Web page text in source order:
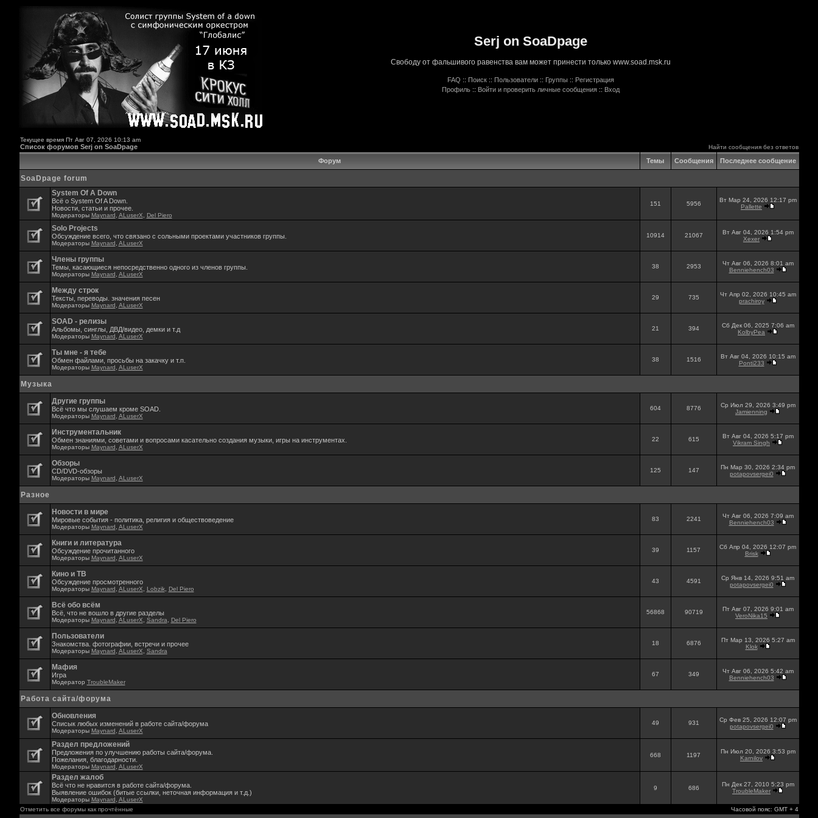
Serj on SoaDpage
Свободу от фальшивого равенства вам может принести только www.soad.msk.ru
FAQ :: Поиск :: Пользователи :: Группы :: Регистрация
Профиль :: Войти и проверить личные сообщения :: Вход
Текущее время Пт Авг 07, 2026 10:13 am
Список форумов Serj on SoaDpage Найти сообщения без ответов
Форум Темы Сообщения Последнее сообщение
SoaDpage forum
System Of A Down
Всё о System Of A Down.
Новости, статьи и прочее.
Модераторы Maynard ALuserX Del Piero
151 5956
Вт Мар 24, 2026 12:17 pm
Pallette
Solo Projects
Обсуждение всего, что связано с сольными проектами участников группы.
Модераторы Maynard ALuserX
10914 21067
Вт Авг 04, 2026 1:54 pm
Xexer
Члены группы
Темы, касающиеся непосредственно одного из членов группы.
Модераторы Maynard ALuserX
38 2953
Чт Авг 06, 2026 8:01 am
Benniehench03
Между строк
Тексты, переводы. значения песен
Модераторы Maynard ALuserX
29 735
Чт Апр 02, 2026 10:45 am
prachiroy
SOAD - релизы
Альбомы, синглы, ДВД/видео, демки и т.д
Модераторы Maynard ALuserX
21 394
Сб Дек 06, 2025 7:06 am
KolbyPea
Ты мне - я тебе
Обмен файлами, просьбы на закачку и т.п.
Модераторы Maynard ALuserX
38 1516
Вт Авг 04, 2026 10:15 am
Ponti233
Музыка
Другие группы
Всё что мы слушаем кроме SOAD.
Модераторы Maynard ALuserX
604 8776
Ср Июл 29, 2026 3:49 pm
Jamienning
Инструментальник
Обмен знаниями, советами и вопросами касательно создания музыки, игры на инструментах.
Модераторы Maynard ALuserX
22 615
Вт Авг 04, 2026 5:17 pm
Vikram Singh
Обзоры
CD/DVD-обзоры
Модераторы Maynard ALuserX
125 147
Пн Мар 30, 2026 2:34 pm
potapovsergei0
Разное
Новости в мире
Мировые события - политика, религия и обществоведение
Модераторы Maynard ALuserX
83 2241
Чт Авг 06, 2026 7:09 am
Benniehench03
Книги и литература
Обсуждение прочитанного
Модераторы Maynard ALuserX
39 1157
Сб Апр 04, 2026 12:07 pm
Brisk
Кино и ТВ
Обсуждение просмотренного
Модераторы Maynard ALuserX Lobzik, Del Piero
43 4591
Ср Янв 14, 2026 9:51 am
potapovsergei0
Всё обо всём
Всё, что не вошло в другие разделы
Модераторы Maynard ALuserX Sandra Del Piero
56868 90719
Пт Авг 07, 2026 9:01 am
VeroNika15
Пользователи
Знакомства. фотографии, встречи и прочее
Модераторы Maynard ALuserX Sandra
18 6876
Пт Мар 13, 2026 5:27 am
Klok
Мафия
Игра
Модератор TroubleMaker
67 349
Чт Авг 06, 2026 5:42 am
Benniehench03
Работа сайта/форума
Обновления
Списык любых изменений в работе сайта/форума
Модераторы Maynard ALuserX
49 931
Ср Фев 25, 2026 12:07 pm
potapovsergei0
Раздел предложений
Предложения по улучшению работы сайта/форума.
Пожелания, благодарности.
Модераторы Maynard ALuserX
668 1197
Пн Июл 20, 2026 3:53 pm
Karnilov
Раздел жалоб
Всё что не нравится в работе сайта/форума.
Выявление ошибок (битые ссылки, неточная информация и т.д.)
Модераторы Maynard ALuserX
9 686
Пн Дек 27, 2010 5:23 pm
TroubleMaker
Отметить все форумы как прочтённые Часовой пояс: GMT + 4